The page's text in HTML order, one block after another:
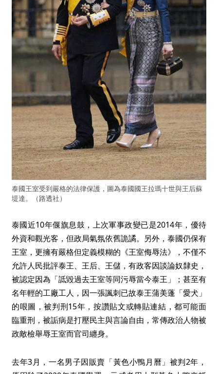
泰國王室受到嚴格的法律保護，圖為泰國國王拉瑪十世與王后蘇
堤達。（路透社）
泰國近10年偃旗息鼓，上次軍事政變已是2014年，優待
外資和觀光客，但政局氣氛依舊詭譎。另外，泰國仍保有
王室，更擁有嚴格但定義模糊的《王室侮辱法》，不僅不
允許人民批評泰王、王后、王儲，有政客因談論奴隸史，
被認定因為「詆毀過去王室等同污辱當今泰王」；甚至有
名年輕的工廠工人，因一張諷刺已故泰王蒲美蓬「愛犬」
的哏圖，被判刑15年，按讚貼文或轉貼連結，都可能面
臨重刑，被詬病是打壓民主與言論自由，常傳政治人物被
政敵檢舉辱王室而官司纏身。
去年3月，一名男子因販賣「黃色小鴨月曆」被判2年，